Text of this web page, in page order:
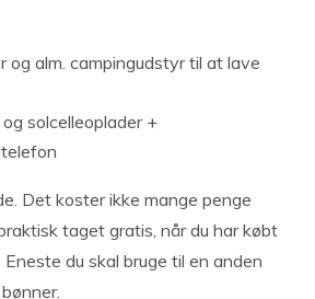
og alm. campingudstyr til at lave
solcelleoplader +
Det koster ikke mange penge
taget gratis, når du har købt
du skal bruge til en anden